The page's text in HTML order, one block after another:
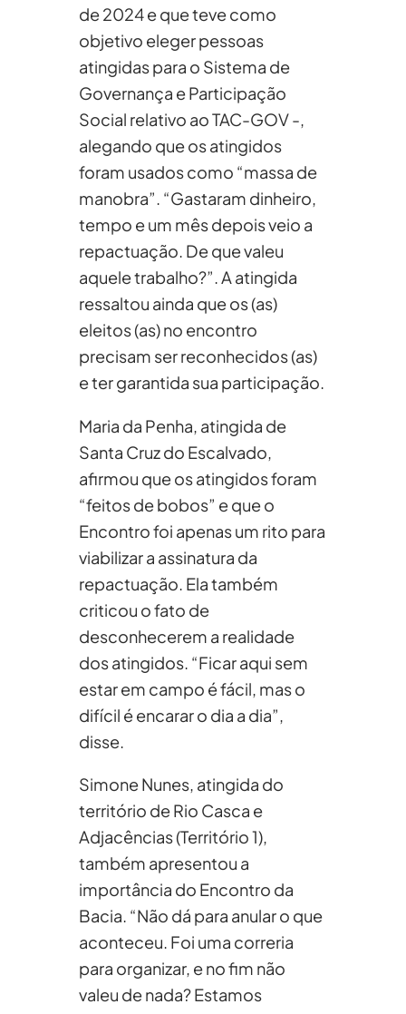
de 2024 e que teve como
objetivo eleger pessoas
atingidas para o Sistema de
Governança e Participação
Social relativo ao TAC-GOV -,
alegando que os atingidos
foram usados como “massa de
manobra”. “Gastaram dinheiro,
tempo e um mês depois veio a
repactuação. De que valeu
aquele trabalho?”. A atingida
ressaltou ainda que os (as)
eleitos (as) no encontro
precisam ser reconhecidos (as)
e ter garantida sua participação.
Maria da Penha, atingida de
Santa Cruz do Escalvado,
afirmou que os atingidos foram
“feitos de bobos” e que o
Encontro foi apenas um rito para
viabilizar a assinatura da
repactuação. Ela também
criticou o fato de
desconhecerem a realidade
dos atingidos. “Ficar aqui sem
estar em campo é fácil, mas o
difícil é encarar o dia a dia”,
disse.
Simone Nunes, atingida do
território de Rio Casca e
Adjacências (Território 1),
também apresentou a
importância do Encontro da
Bacia. “Não dá para anular o que
aconteceu. Foi uma correria
para organizar, e no fim não
valeu de nada? Estamos